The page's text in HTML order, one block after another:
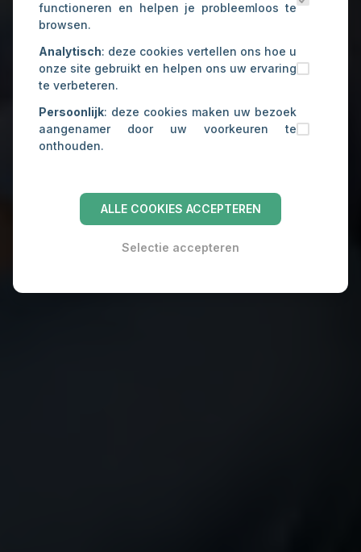
functioneren en helpen je probleemloos te
browsen.
Analytisch: deze cookies vertellen ons hoe u
onze site gebruikt en helpen ons uw ervaring
te verbeteren.
Persoonlijk: deze cookies maken uw bezoek
aangenamer door uw voorkeuren te
onthouden.
ALLE COOKIES ACCEPTEREN
Selectie accepteren